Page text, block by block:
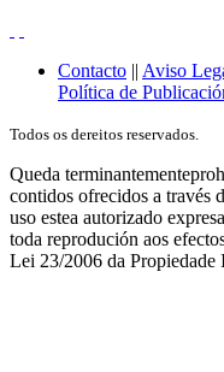
Contacto || Aviso
Política de
Todos os dereitos reservados.
Queda
contidos ofrecidos a través
uso estea autorizado
toda reprodución aos
Lei 23/2006 da Propiedade